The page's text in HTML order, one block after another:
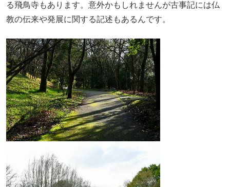
る飛鳥寺もあります。意外かもしれませんが古事記には仏
教の伝来や発展に関する記述もあるんです。